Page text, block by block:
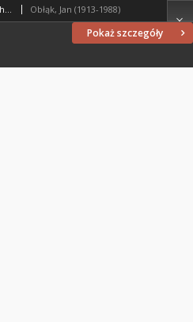
Pokaż szczegóły
Nowe uzupełnienie wykazu polskich druków na Warmii za lata 1800-1939 Obłąk, Jan (1913-1988)